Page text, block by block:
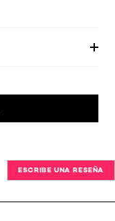
ESCRIBE UNA RESEÑA